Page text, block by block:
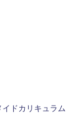
イドカリキュラム